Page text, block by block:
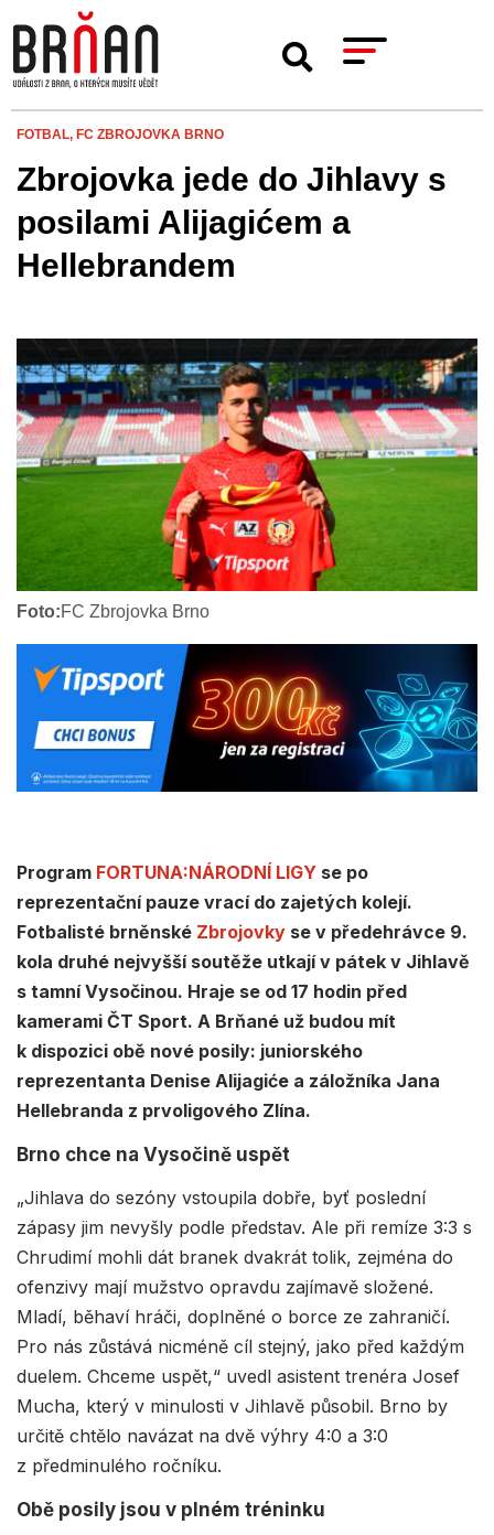
FOTBAL, FC ZBROJOVKA BRNO
Zbrojovka jede do Jihlavy s
posilami Alijagićem a
Hellebrandem
Foto:FC Zbrojovka Brno
Program FORTUNA:NÁRODNÍ LIGY se po
reprezentační pauze vrací do zajetých kolejí.
Fotbalisté brněnské Zbrojovky se v předehrávce 9.
kola druhé nejvyšší soutěže utkají v pátek v Jihlavě
s tamní Vysočinou. Hraje se od 17 hodin před
kamerami ČT Sport. A Brňané už budou mít
k dispozici obě nové posily: juniorského
reprezentanta Denise Alijagiće a záložníka Jana
Hellebranda z prvoligového Zlína.
Brno chce na Vysočině uspět
„Jihlava do sezóny vstoupila dobře, byť poslední
zápasy jim nevyšly podle představ. Ale při remíze 3:3 s
Chrudimí mohli dát branek dvakrát tolik, zejména do
ofenzivy mají mužstvo opravdu zajímavě složené.
Mladí, běhaví hráči, doplněné o borce ze zahraničí.
Pro nás zůstává nicméně cíl stejný, jako před každým
duelem. Chceme uspět,“ uvedl asistent trenéra Josef
Mucha, který v minulosti v Jihlavě působil. Brno by
určitě chtělo navázat na dvě výhry 4:0 a 3:0
z předminulého ročníku.
Obě posily jsou v plném tréninku